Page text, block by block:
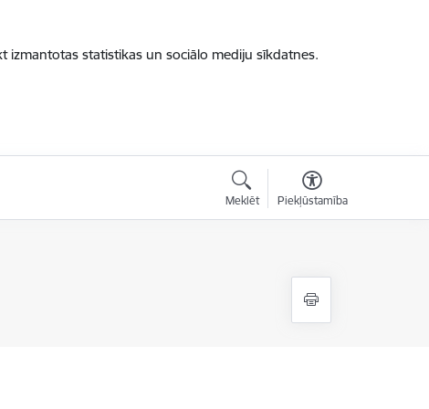
izmantotas statistikas un sociālo mediju sīkdatnes.
Meklēt Piekļūstamība